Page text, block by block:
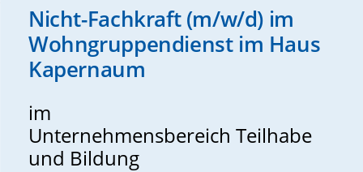
Nicht-Fachkraft (m/w/d) im
Wohngruppendienst im Haus
Kapernaum
im
Unternehmensbereich Teilhabe
und Bildung